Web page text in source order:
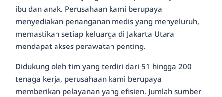
ibu dan anak. Perusahaan kami berupaya
menyediakan penanganan medis yang menyeluruh,
memastikan setiap keluarga di Jakarta Utara
mendapat akses perawatan penting.
Didukung oleh tim yang terdiri dari 51 hingga 200
tenaga kerja, perusahaan kami berupaya
memberikan pelayanan yang efisien. Jumlah sumber